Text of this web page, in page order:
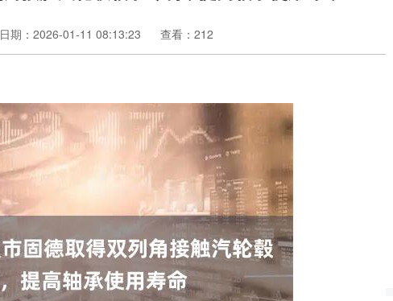
日期：2026-01-11 08:13:23 查看：212